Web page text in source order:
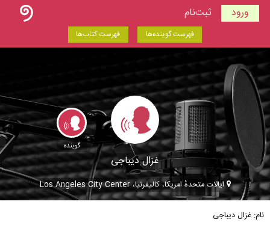
ورود ثبت‌نام
فهرست گوینده‌ها فهرست کتاب‌ها
گوینده
غزال دیباجی
ایالات متحدهٔ امریکا، کالیفرنیا، Los Angeles City Center
نام: غزال دیباجی